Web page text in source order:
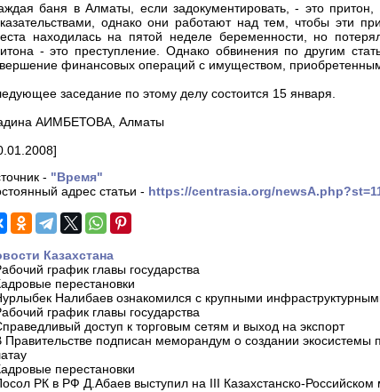
баня в Алматы, если задокументировать, - это
однако они работают над тем, чтобы эти
находилась на пятой неделе беременности, но
- это преступление. Однако обвинения по другим
финансовых операций с имуществом,
заседание по этому делу состоится 15 января.
АИМБЕТОВА, Алматы
- "Время"
адрес статьи - https://centrasia.org/
Казахстана
график главы государства
перестановки
Налибаев ознакомился с крупными
график главы государства
доступ к торговым сетям и выход на экспорт
Правительстве подписан меморандум о создании экосистемы
перестановки
РК в РФ Д.Абаев выступил на III Казахстанско-